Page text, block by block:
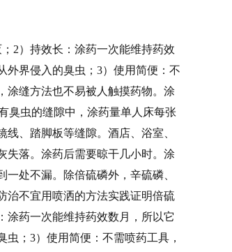
2）持效长：涂药一次能维持药效
界侵入的臭虫； 3）使用简便：不
缝方法也不易被人触摸药物。 涂
臭虫的缝隙中，涂药量单人床每张
、踏脚板等缝隙。酒店、浴室、
落。涂药后需要晾干几小时。 涂
处不漏。
除倍硫磷外，辛硫磷、
治不宜用喷洒的方法实践证明倍硫
涂药一次能维持药效数月，所以它
虫； 3）使用简便：不需喷药工具，